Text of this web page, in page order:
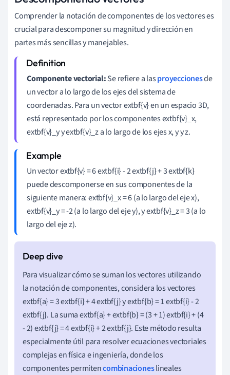
Comprender la notación de componentes de los vectores es
crucial para descomponer su magnitud y dirección en
partes más sencillas y manejables.
Componente vectorial:Se refiere a lasproyeccionesde
un vector a lo largo de los ejes del sistema de
coordenadas. Para un vector extbf{v} en un espacio 3D,
está representado por los componentes extbf{v}_x,
extbf{v}_y y extbf{v}_z a lo largo de los ejes x, y y z.
Un vector extbf{v} = 6 extbf{i} - 2 extbf{j} + 3 extbf{k}
puede descomponerse en sus componentes de la
siguiente manera: extbf{v}_x = 6 (a lo largo del eje x),
extbf{v}_y = -2 (a lo largo del eje y), y extbf{v}_z = 3 (a lo
largo del eje z).
Para visualizar cómo se suman los vectores utilizando
la notación de componentes, considera los vectores
extbf{a} = 3 extbf{i} + 4 extbf{j} y extbf{b} = 1 extbf{i} - 2
extbf{j}. La suma extbf{a} + extbf{b} = (3 + 1) extbf{i} + (4
- 2) extbf{j} = 4 extbf{i} + 2 extbf{j}. Este método resulta
especialmente útil para resolver ecuaciones vectoriales
complejas en física e ingeniería, donde los
componentes permitencombinacioneslineales